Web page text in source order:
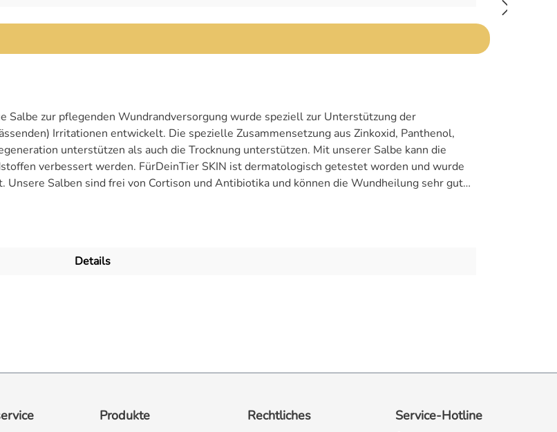
nur ungetragen retouniert werden kann. Einen Wundschutzanzug inklusive Hundehaare
der Größentabelle passen aber erfahrungsgemäß sehr genau, so dass Du die passende
Salbe zur pflegenden Wundrandversorgung wurde speziell zur Unterstützung der
Irritationen entwickelt. Die spezielle Zusammensetzung aus Zinkoxid, Panthenol,
unterstützen als auch die Trocknung unterstützen. Mit unserer Salbe kann die
verbessert werden. FürDeinTier SKIN ist dermatologisch getestet worden und wurde
Salben sind frei von Cortison und Antibiotika und können die Wundheilung sehr gut
Unsere Wund- und Heilsalben sind ein ausgezeichneter Begleiter im Alltag
mit hochwertigen Rohstoffen in Deutschland entwickelt und hergestellt.
Details
Produkte Rechtliches Service-Hotline